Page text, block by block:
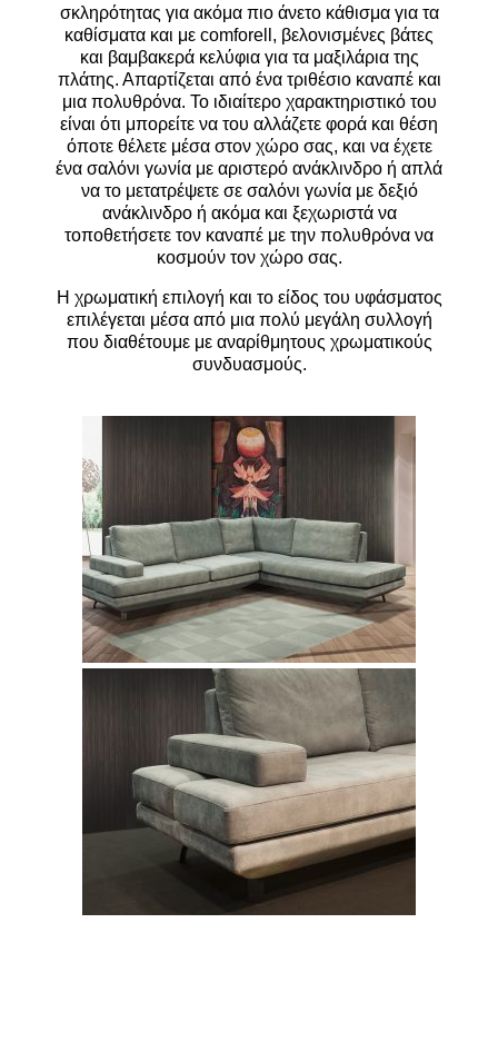
σκληρότητας για ακόμα πιο άνετο κάθισμα για τα
καθίσματα και με comforell, βελονισμένες βάτες
και βαμβακερά κελύφια για τα μαξιλάρια της
πλάτης. Απαρτίζεται από ένα τριθέσιο καναπέ και
μια πολυθρόνα. Το ιδιαίτερο χαρακτηριστικό του
είναι ότι μπορείτε να του αλλάζετε φορά και θέση
όποτε θέλετε μέσα στον χώρο σας, και να έχετε
ένα σαλόνι γωνία με αριστερό ανάκλινδρο ή απλά
να το μετατρέψετε σε σαλόνι γωνία με δεξιό
ανάκλινδρο ή ακόμα και ξεχωριστά να
τοποθετήσετε τον καναπέ με την πολυθρόνα να
κοσμούν τον χώρο σας.
Η χρωματική επιλογή και το είδος του υφάσματος
επιλέγεται μέσα από μια πολύ μεγάλη συλλογή
που διαθέτουμε με αναρίθμητους χρωματικούς
συνδυασμούς.